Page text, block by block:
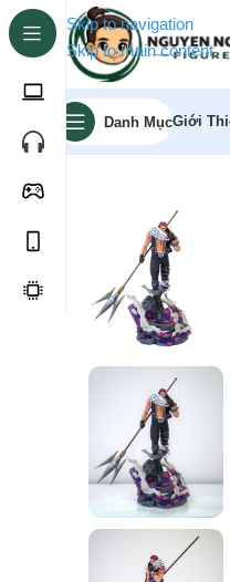
Skip to navigation
Skip to main content
Danh MụcGiới
Trang chủ»